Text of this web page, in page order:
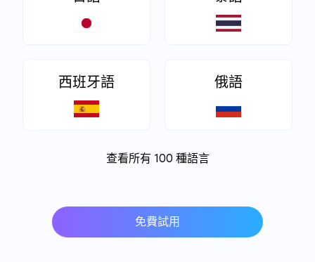
西班牙語 俄語
查看所有 100 種語言
免費試用